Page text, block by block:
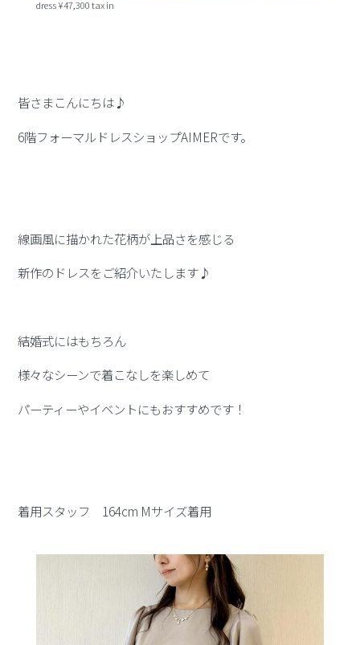
dress ¥47,300 tax in
皆さまこんにちは♪
6階フォーマルドレスショップAIMERです。
線画風に描かれた花柄が上品さを感じる
新作のドレスをご紹介いたします♪
結婚式にはもちろん
様々なシーンで着こなしを楽しめて
パーティーやイベントにもおすすめです！
着用スタッフ 164cm Mサイズ着用